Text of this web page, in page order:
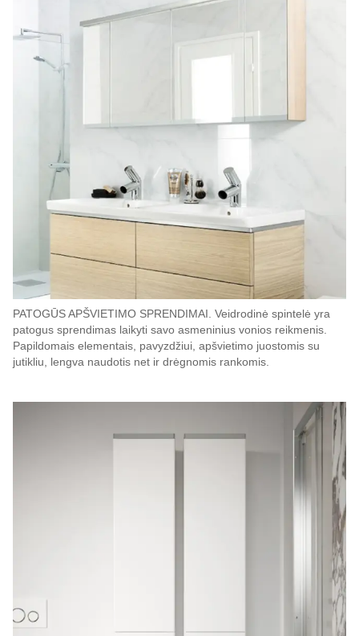
PATOGŪS APŠVIETIMO SPRENDIMAI. Veidrodinė spintelė yra
patogus sprendimas laikyti savo asmeninius vonios reikmenis.
Papildomais elementais, pavyzdžiui, apšvietimo juostomis su
jutikliu, lengva naudotis net ir drėgnomis rankomis.